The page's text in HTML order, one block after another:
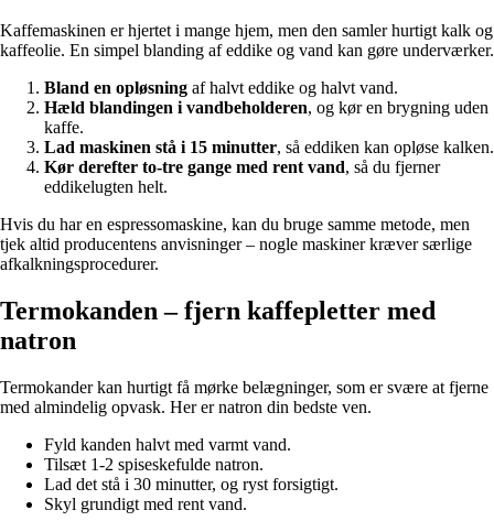
Kaffemaskinen er hjertet i mange hjem, men den samler hurtigt kalk og
kaffeolie. En simpel blanding af eddike og vand kan gøre underværker.
Bland en opløsning af halvt eddike og halvt vand.
Hæld blandingen i vandbeholderen, og kør en brygning uden
kaffe.
Lad maskinen stå i 15 minutter, så eddiken kan opløse kalken.
Kør derefter to-tre gange med rent vand, så du fjerner
eddikelugten helt.
Hvis du har en espressomaskine, kan du bruge samme metode, men
tjek altid producentens anvisninger – nogle maskiner kræver særlige
afkalkningsprocedurer.
Termokanden – fjern kaffepletter med
natron
Termokander kan hurtigt få mørke belægninger, som er svære at fjerne
med almindelig opvask. Her er natron din bedste ven.
Fyld kanden halvt med varmt vand.
Tilsæt 1-2 spiseskefulde natron.
Lad det stå i 30 minutter, og ryst forsigtigt.
Skyl grundigt med rent vand.